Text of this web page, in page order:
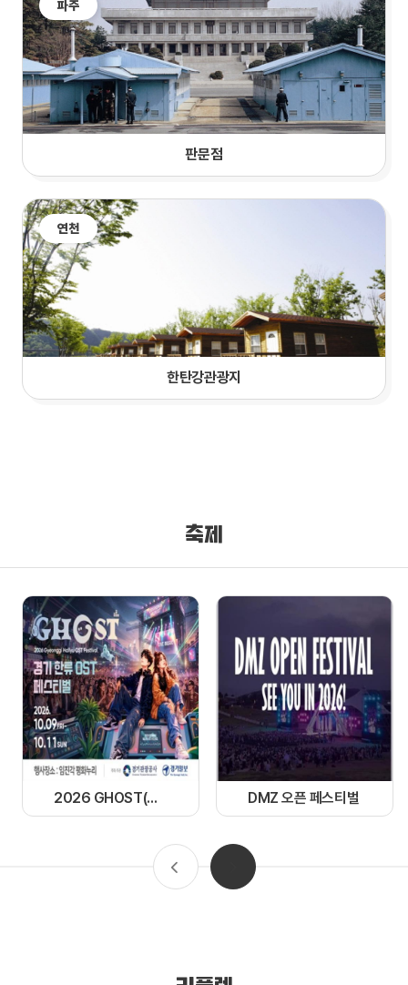
파주
판문점
연천
한탄강관광지
축제
2026 GHOST(경기 한류 OST) 페스티벌 DMZ 오픈 페스티벌